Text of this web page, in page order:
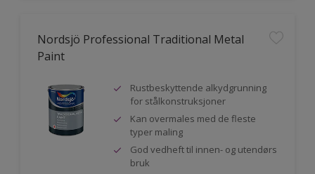
Nordsjö Professional Traditional Metal
Paint
Rustbeskyttende alkydgrunning
for stålkonstruksjoner
Kan overmales med de fleste
typer maling
God vedheft til innen- og utendørs
bruk